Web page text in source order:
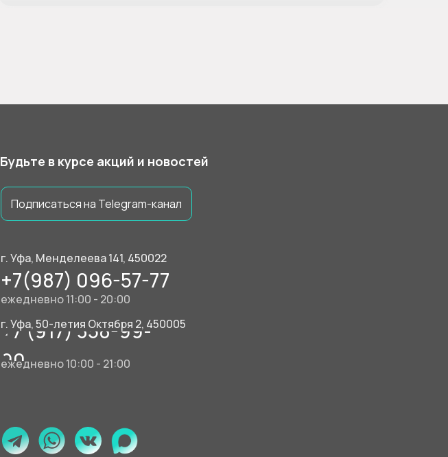
Будьте в курсе акций и новостей
г. Уфа, Менделеева 141, 450022
+7(987) 096-57-77
г. Уфа, 50-летия Октября 2, 450005
+7 (917) 358-99-
90
ежедневно 10:00 - 21:00
Подписаться на Telegram-канал
ежедневно 11:00 - 20:00